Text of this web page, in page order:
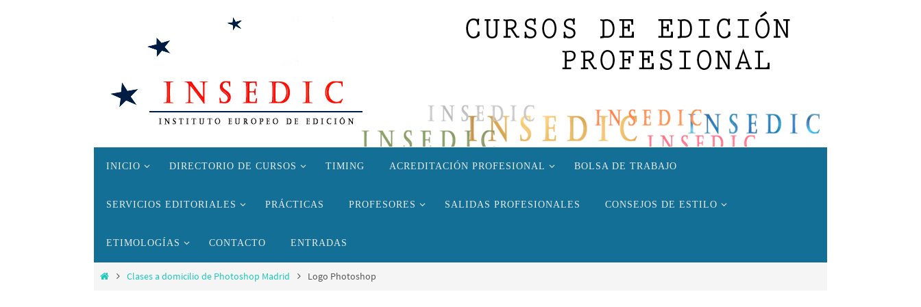
INICIO DIRECTORIO DE CURSOS TIMING ACREDITACIÓN PROFESIONAL BOLSA DE TRABAJO
SERVICIOS EDITORIALES PRÁCTICAS PROFESORES SALIDAS PROFESIONALES CONSEJOS DE ESTILO
ETIMOLOGÍAS CONTACTO ENTRADAS
InicioClases a domicilio de Photoshop Madrid Logo Photoshop